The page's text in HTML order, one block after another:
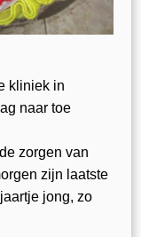
kliniek in
naar toe
zorgen van
zijn laatste
jong, zo